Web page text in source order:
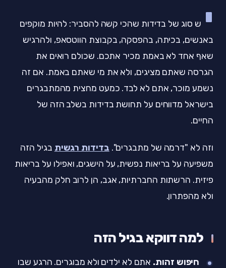
י ש סוג של בדידות שהכי קשה להסביר: להיות מוקפים
באנשים, בכיתה, בהפסקה, בקבוצת הווטסאפ, ולהרגיש
שאף אחד לא באמת מכיר אתכם. שכולם רואים את
הגרסה שאתם מציגים, ולא את מי שאתם באמת. אם זה
נשמע מוכר, אתם לא לבד. כמעט מחצית מהמתבגרים
בישראל מדווחים על תחושת בדידות בשלב הזה של
החיים.
וזה לא "דרמה של מתבגרים". בדידות רגשית בגיל הזה
משפיעה על בריאות נפשית, על הישגים, ואפילו על בריאות
פיזית. הרשתות החברתיות, אגב, הן לרוב חלק מהבעיה
ולא מהפתרון.
למה דווקא בגיל הזה
חיפוש זהות. אתם לא ילדים ולא מבוגרים. הרגע שבו